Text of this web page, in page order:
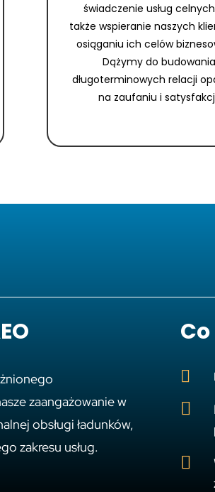
świadczenie usług
także wspieranie naszych
osiąganiu ich celów
Dążymy do budowania
długoterminowych relacji
na zaufaniu i
zaangażowanie w
obsługi ładunków,
zakresu usług.


